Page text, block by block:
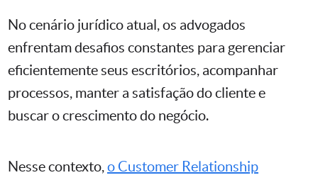
No cenário jurídico atual, os advogados
enfrentam desafios constantes para gerenciar
eficientemente seus escritórios, acompanhar
processos, manter a satisfação do cliente e
buscar o crescimento do negócio.
Nesse contexto,o Customer Relationship